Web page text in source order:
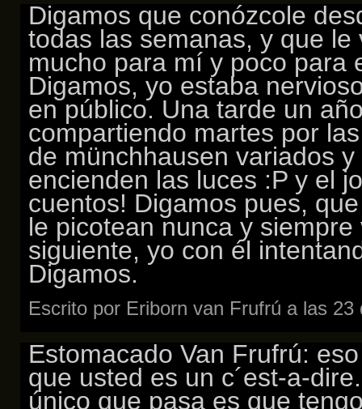
Digamos que conózcole
todas las semanas, y que
mucho para mí y poco para
Digamos, yo estaba
en público. Una tarde un
compartiendo martes por
de münchhausen variados
encienden las luces :P y el
cuentos! Digamos pues,
le picotean nunca y
siguiente, yo con él
Digamos.
Escrito por Eriborn van Frufrú a las
Estomacado Van Frufrú:
que usted es un c´est-a-
único que pasa es que